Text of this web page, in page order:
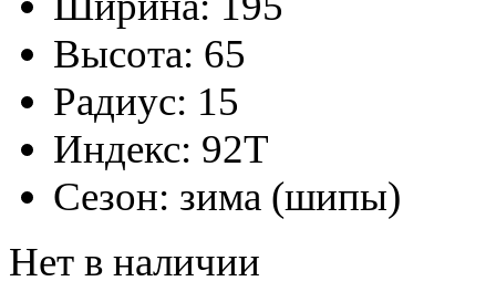
Высота: 65
Радиус: 15
Индекс: 92T
Сезон: зима (шипы)
Нет в наличии